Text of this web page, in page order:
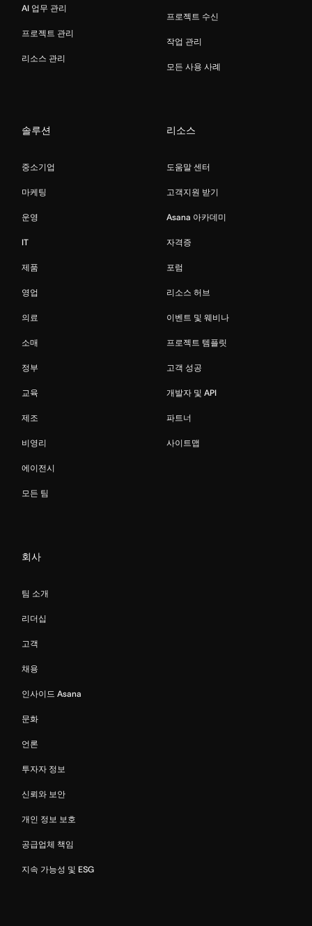
AI 업무 관리
프로젝트 관리
리소스 관리
프로젝트 수신
작업 관리
모든 사용 사례
솔루션
중소기업
마케팅
운영
IT
제품
영업
의료
소매
정부
교육
제조
비영리
에이전시
모든 팀
리소스
도움말 센터
고객지원 받기
Asana 아카데미
자격증
포럼
리소스 허브
이벤트 및 웨비나
프로젝트 템플릿
고객 성공
개발자 및 API
파트너
사이트맵
회사
팀 소개
리더십
고객
채용
인사이드 Asana
문화
언론
투자자 정보
신뢰와 보안
개인 정보 보호
공급업체 책임
지속 가능성 및 ESG